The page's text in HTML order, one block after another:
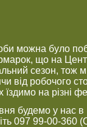
можна було
що на
сезон, тож
від робочого
на різні
будемо у нас в
097 99-00-360